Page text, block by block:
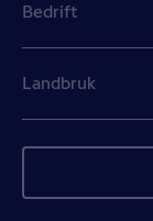
Bedrift
Landbruk